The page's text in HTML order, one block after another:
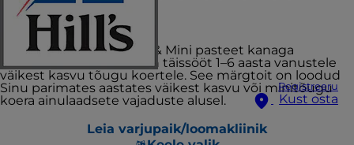
Registreeru
Kust osta
koerte toit
Hill’s Science Plan Small & Mini pasteet kanaga
täiskasvanud koertele on täissööt 1–6 aasta vanustele
väikest kasvu tõugu koertele. See märgtoit on loodud
Sinu parimates aastates väikest kasvu või minitõugu
koera ainulaadsete vajaduste alusel.
Leia varjupaik/loomakliinik